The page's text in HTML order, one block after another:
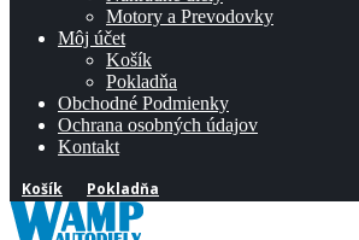
Motory a Prevodovky
Môj účet
Košík
Pokladňa
Obchodné Podmienky
Ochrana osobných údajov
Kontakt
Košík Pokladňa